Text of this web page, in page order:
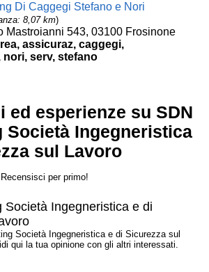
Di Caggegi Stefano e Nori
8,07 km)
Mastroianni 543, 03100 Frosinone
assicuraz, caggegi,
serv, stefano
ed esperienze su SDN
Società Ingegneristica
sul Lavoro
per primo!
Società Ingegneristica e di
Società Ingegneristica e di Sicurezza sul
qui la tua opinione con gli altri interessati.